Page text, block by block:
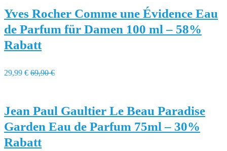
Yves Rocher Comme une Évidence Eau
de Parfum für Damen 100 ml – 58%
Rabatt
29,99 € 69,90 €
Jean Paul Gaultier Le Beau Paradise
Garden Eau de Parfum 75ml – 30%
Rabatt